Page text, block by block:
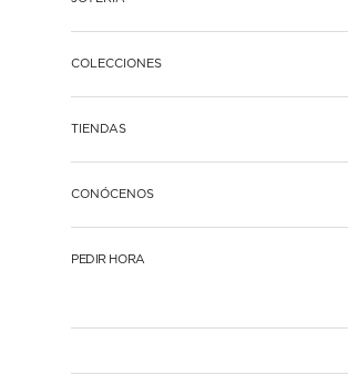
COLECCIONES
TIENDAS
CONÓCENOS
PEDIR HORA